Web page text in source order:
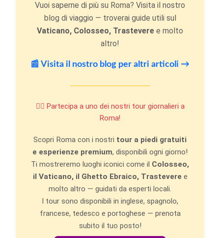
Vuoi saperne di più su Roma? Visita il nostro
blog di viaggio — troverai guide utili sul
Vaticano, Colosseo, Trastevere e molto
altro!
📰 Visita il nostro blog per altri articoli →
🚶‍♂️ Partecipa a uno dei nostri tour giornalieri a
Roma!
Scopri Roma con i nostri tour a piedi gratuiti
e esperienze premium, disponibili ogni giorno!
Ti mostreremo luoghi iconici come il Colosseo,
il Vaticano, il Ghetto Ebraico, Trastevere e
molto altro — guidati da esperti locali.
I tour sono disponibili in inglese, spagnolo,
francese, tedesco e portoghese — prenota
subito il tuo posto!